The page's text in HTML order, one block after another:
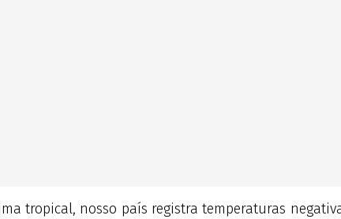
tropical, nosso país registra temperaturas